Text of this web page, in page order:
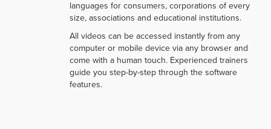
languages for consumers, corporations of every
size, associations and educational institutions.
All videos can be accessed instantly from any
computer or mobile device via any browser and
come with a human touch. Experienced trainers
guide you step-by-step through the software
features.